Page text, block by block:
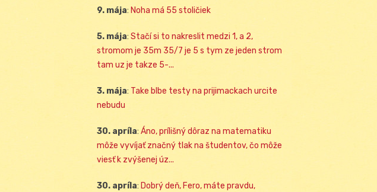
9. mája: Noha má 55 stoličiek
5. mája: Stačí si to nakreslit medzi 1, a 2,
stromom je 35m 35/7 je 5 s tym ze jeden strom
tam uz je takze 5-...
3. mája: Take blbe testy na prijimackach urcite
nebudu
30. apríla: Áno, prílišný dôraz na matematiku
môže vyvíjať značný tlak na študentov, čo môže
viesť k zvýšenej úz...
30. apríla: Dobrý deň, Fero, máte pravdu,